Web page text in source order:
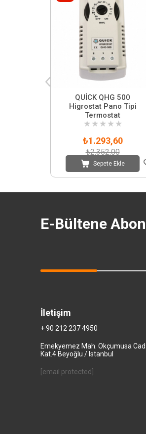
QUİCK QHG 500
Higrostat Pano Tipi
Termostat
★ ★ ★ ★ ★
₺1.293,60
₺2.352,00
Sepete Ekle
E-Bültene
İletişim
+ 90 212 237 4950
Emekyemez Mah. Okçumusa
Kat.4 Beyoğlu / Istanbul
[email protected]